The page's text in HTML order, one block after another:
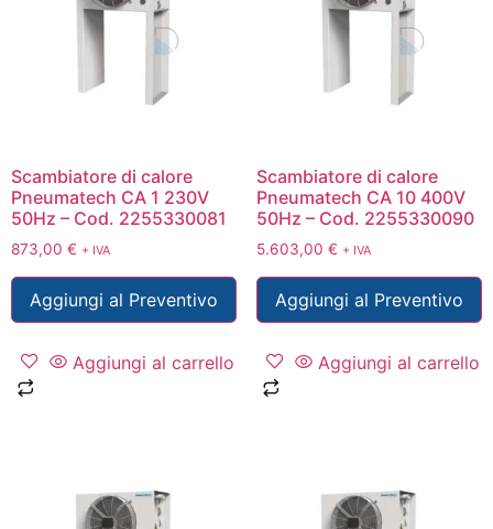
Scambiatore di calore
Pneumatech CA 1 230V
50Hz – Cod. 2255330081
873,00 € + IVA
Aggiungi al Preventivo
Aggiungi al carrello
Scambiatore di calore
Pneumatech CA 10 400V
50Hz – Cod. 2255330090
5.603,00 € + IVA
Aggiungi al Preventivo
Aggiungi al carrello